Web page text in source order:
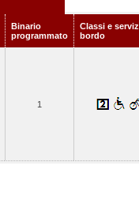
Binario
programmato
Classi e
bordo
1